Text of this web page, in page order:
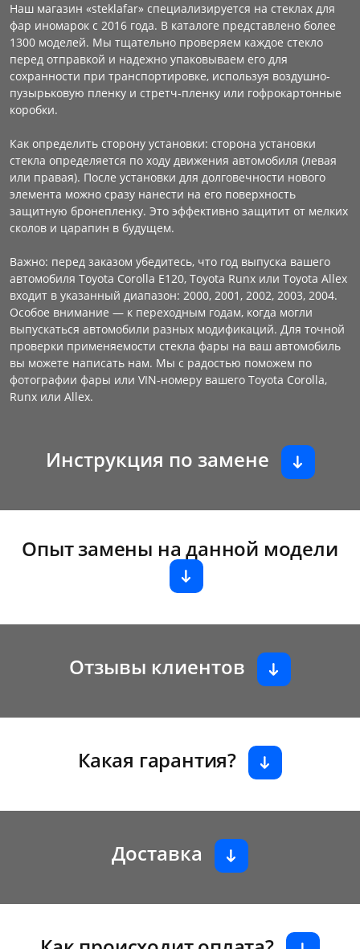
Наш магазин «steklafar» специализируется на стеклах для
фар иномарок с 2016 года. В каталоге представлено более
1300 моделей. Мы тщательно проверяем каждое стекло
перед отправкой и надежно упаковываем его для
сохранности при транспортировке, используя воздушно-
пузырьковую пленку и стретч-пленку или гофрокартонные
коробки.
Как определить сторону установки: сторона установки
стекла определяется по ходу движения автомобиля (левая
или правая). После установки для долговечности нового
элемента можно сразу нанести на его поверхность
защитную бронепленку. Это эффективно защитит от мелких
сколов и царапин в будущем.
Важно: перед заказом убедитесь, что год выпуска вашего
автомобиля Toyota Corolla E120, Toyota Runx или Toyota Allex
входит в указанный диапазон: 2000, 2001, 2002, 2003, 2004.
Особое внимание — к переходным годам, когда могли
выпускаться автомобили разных модификаций. Для точной
проверки применяемости стекла фары на ваш автомобиль
вы можете написать нам. Мы с радостью поможем по
фотографии фары или VIN-номеру вашего Toyota Corolla,
Runx или Allex.
Инструкция по замене
Опыт замены на данной модели
Отзывы клиентов
Какая гарантия?
Доставка